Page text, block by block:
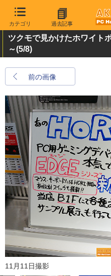
カテゴリ 過去記事
ツクモで見かけたホワイト
～(5/8)
前の画像
11月11日撮影